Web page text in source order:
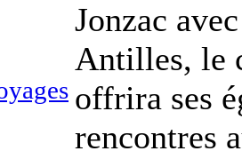
Jonzac
Antilles, le
offrira ses
rencontres